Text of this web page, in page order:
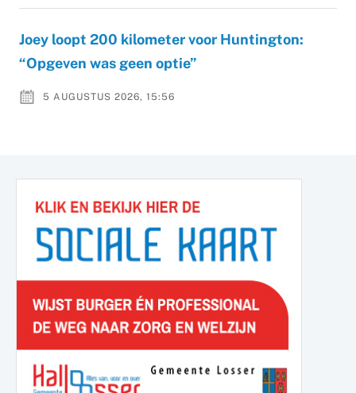
Joey loopt 200 kilometer voor Huntington:
“Opgeven was geen optie”
5 AUGUSTUS 2026, 15:56